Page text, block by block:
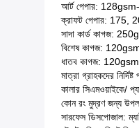
আর্ট পেপার:
ক্রাফট পেপার:
সাদা কার্ড কাগজ:
বিশেষ কাগজ:
ধাতব কাগজ:
মাত্রা গ্রাহকদের
কালার সিএমওয়াইকে/
কোন রং মুদ্রণ জন্য
সারফেস ডিসপোজাল: